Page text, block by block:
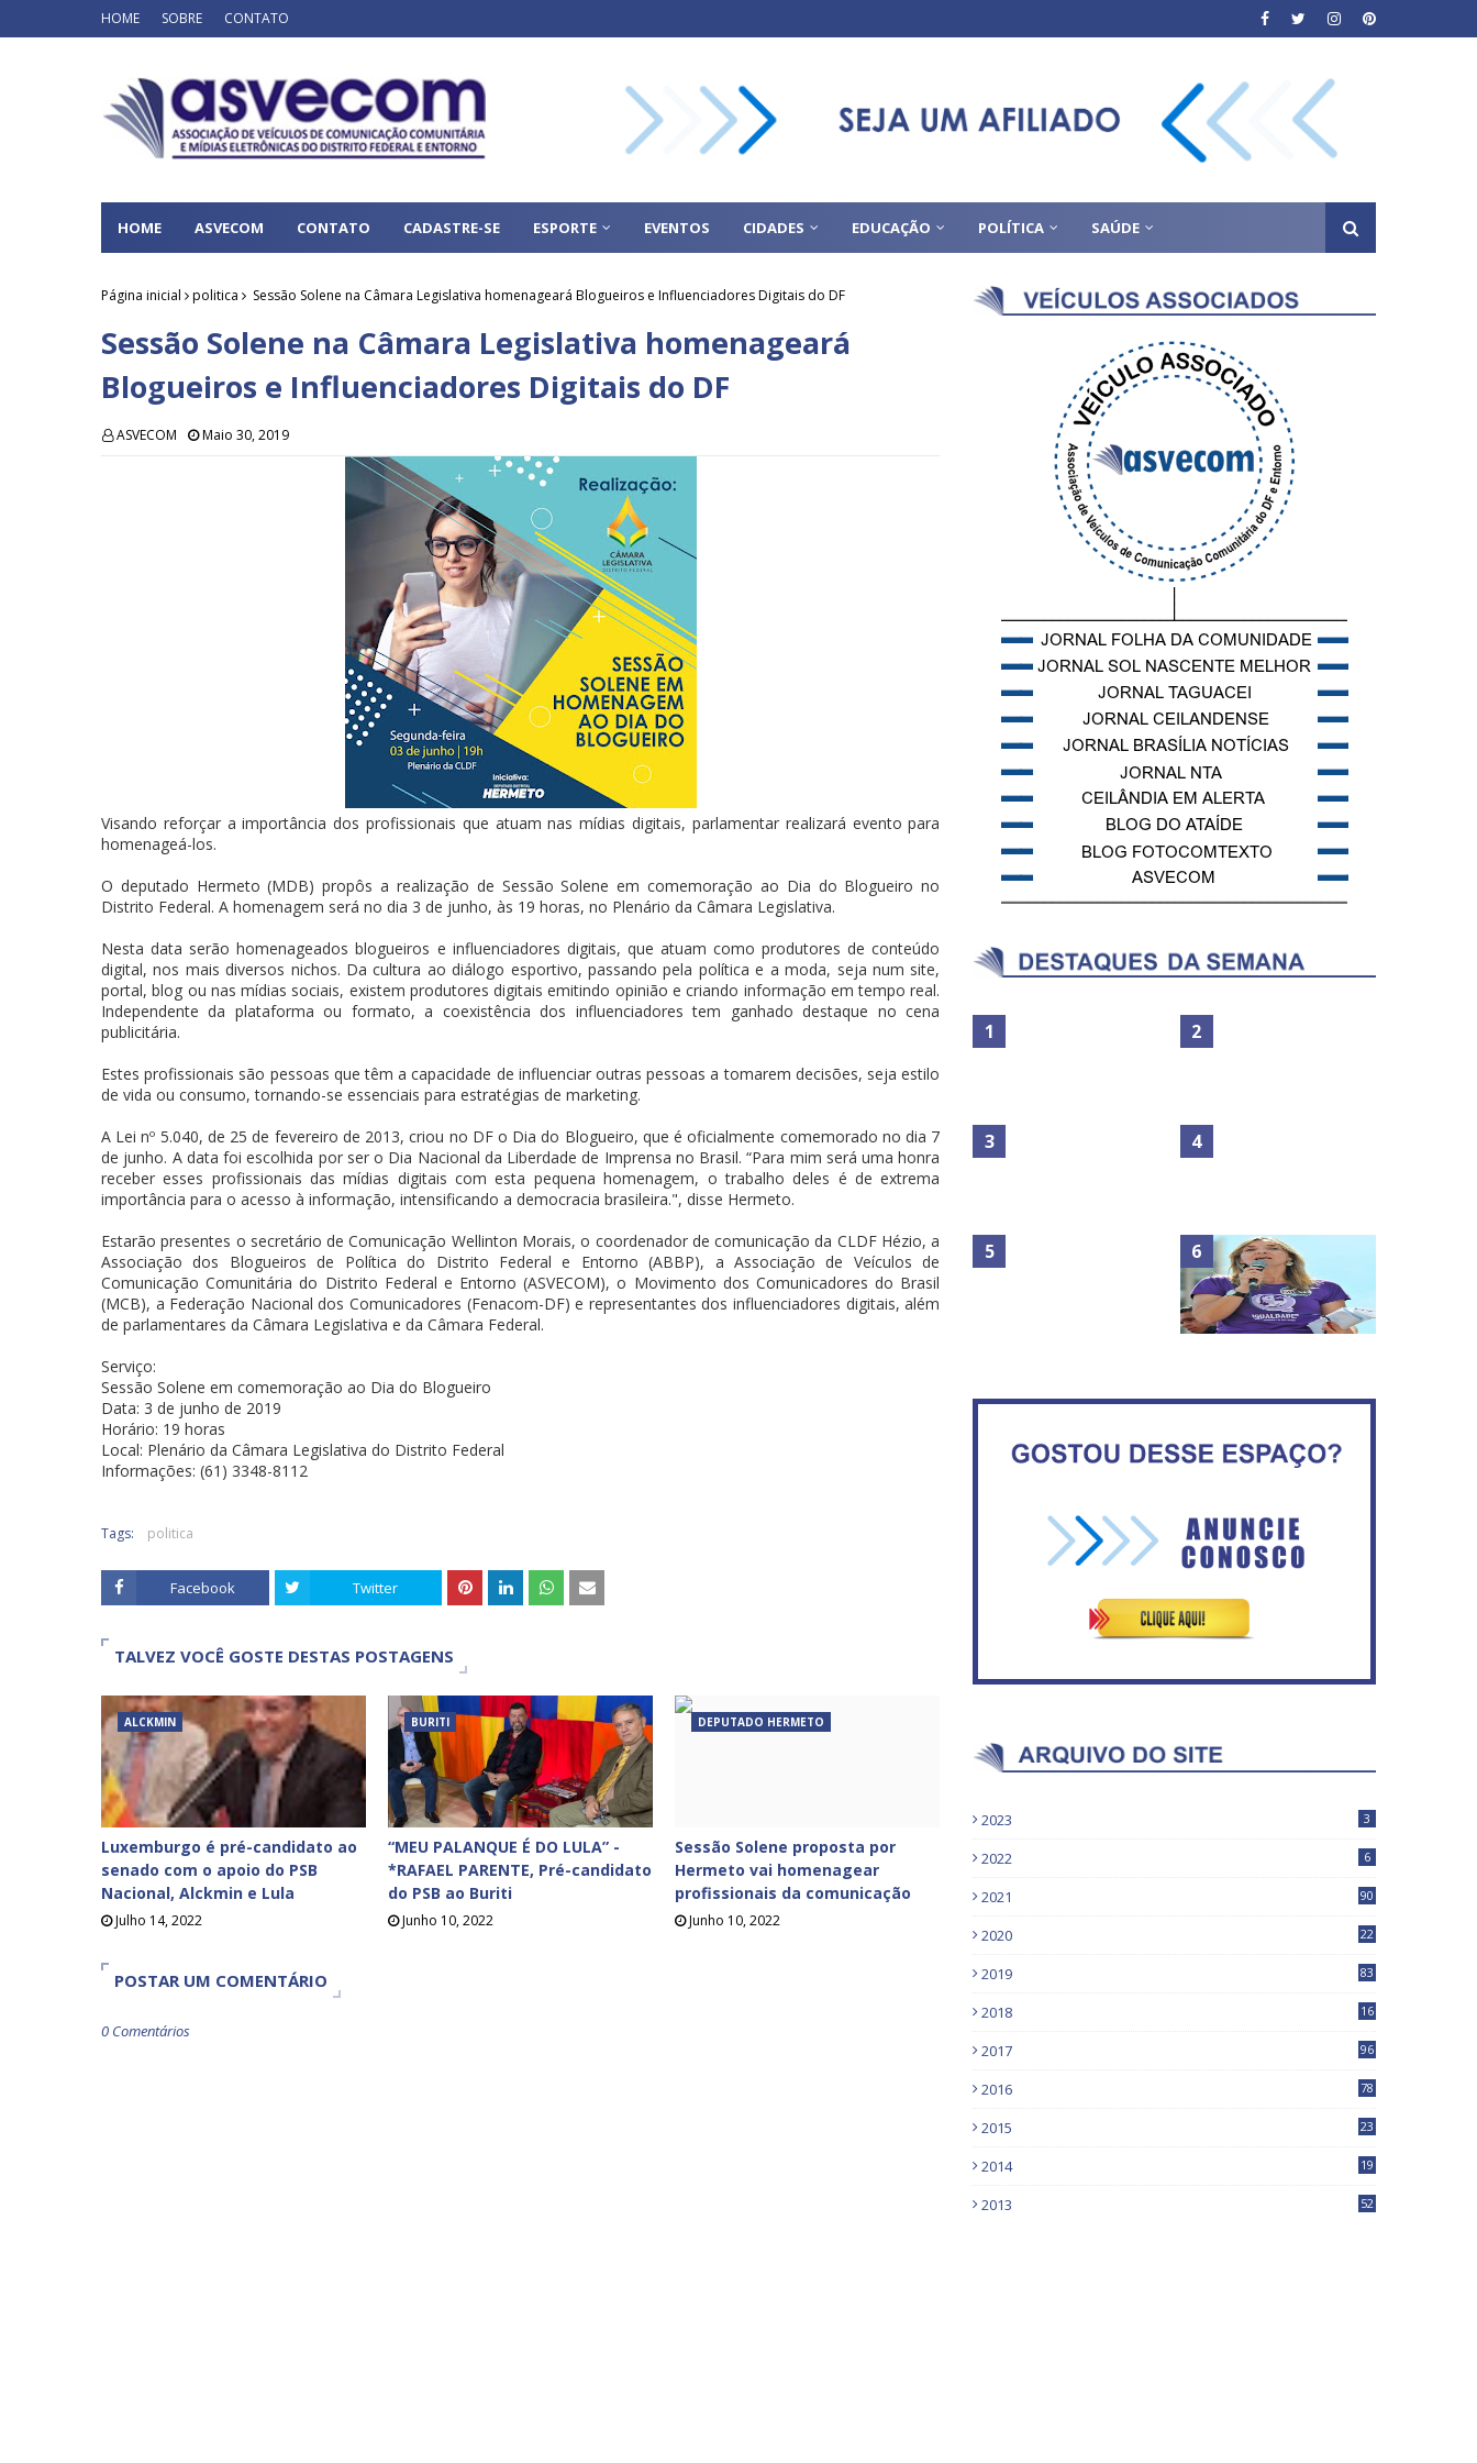
HOME SOBRE CONTATO
HOME ASVECOM CONTATO CADASTRE-SE ESPORTE EVENTOS CIDADES EDUCAÇÃO POLÍTICA SAÚDE
Página inicial politica Sessão Solene na Câmara Legislativa homenageará Blogueiros e Influenciadores Digitais do DF
Sessão Solene na Câmara Legislativa homenageará
Blogueiros e Influenciadores Digitais do DF
ASVECOM Maio 30, 2019
Visando reforçar a importância dos profissionais que atuam nas mídias digitais, parlamentar realizará evento para
homenageá-los.
O deputado Hermeto (MDB) propôs a realização de Sessão Solene em comemoração ao Dia do Blogueiro no
Distrito Federal. A homenagem será no dia 3 de junho, às 19 horas, no Plenário da Câmara Legislativa.
Nesta data serão homenageados blogueiros e influenciadores digitais, que atuam como produtores de conteúdo
digital, nos mais diversos nichos. Da cultura ao diálogo esportivo, passando pela política e a moda, seja num site,
portal, blog ou nas mídias sociais, existem produtores digitais emitindo opinião e criando informação em tempo real.
Independente da plataforma ou formato, a coexistência dos influenciadores tem ganhado destaque no cena
publicitária.
Estes profissionais são pessoas que têm a capacidade de influenciar outras pessoas a tomarem decisões, seja estilo
de vida ou consumo, tornando-se essenciais para estratégias de marketing.
A Lei nº 5.040, de 25 de fevereiro de 2013, criou no DF o Dia do Blogueiro, que é oficialmente comemorado no dia 7
de junho. A data foi escolhida por ser o Dia Nacional da Liberdade de Imprensa no Brasil. “Para mim será uma honra
receber esses profissionais das mídias digitais com esta pequena homenagem, o trabalho deles é de extrema
importância para o acesso à informação, intensificando a democracia brasileira.", disse Hermeto.
Estarão presentes o secretário de Comunicação Wellinton Morais, o coordenador de comunicação da CLDF Hézio, a
Associação dos Blogueiros de Política do Distrito Federal e Entorno (ABBP), a Associação de Veículos de
Comunicação Comunitária do Distrito Federal e Entorno (ASVECOM), o Movimento dos Comunicadores do Brasil
(MCB), a Federação Nacional dos Comunicadores (Fenacom-DF) e representantes dos influenciadores digitais, além
de parlamentares da Câmara Legislativa e da Câmara Federal.
Serviço:
Sessão Solene em comemoração ao Dia do Blogueiro
Data: 3 de junho de 2019
Horário: 19 horas
Local: Plenário da Câmara Legislativa do Distrito Federal
Informações: (61) 3348-8112
Tags: politica
Facebook Twitter
TALVEZ VOCÊ GOSTE DESTAS POSTAGENS
ALCKMIN
Luxemburgo é pré-candidato ao
senado com o apoio do PSB
Nacional, Alckmin e Lula
Julho 14, 2022
BURITI
“MEU PALANQUE É DO LULA” -
*RAFAEL PARENTE, Pré-candidato
do PSB ao Buriti
Junho 10, 2022
DEPUTADO HERMETO
Sessão Solene proposta por
Hermeto vai homenagear
profissionais da comunicação
Junho 10, 2022
POSTAR UM COMENTÁRIO
0 Comentários
No Brasil do golpe, 61,5 mi
de consumidores estão
inadimplentes
Circulação de ar no túnel
disse Bolsonaro sobre
Esquerda e empolga
militância do PT
2023 3
2022 6
2021 90
2020
22
2019
83
2018
16
2017
96
2016
78
2015 23
2014 19
2013 52